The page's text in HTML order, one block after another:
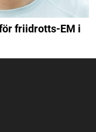
friidrotts-EM i